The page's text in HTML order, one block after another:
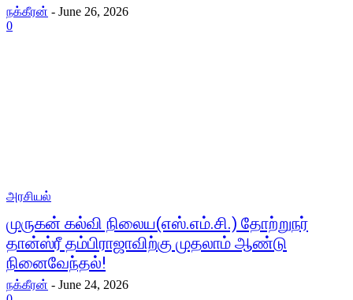
நக்கீரன் - June 26, 2026
0
அரசியல்
முருகன் கல்வி நிலைய(எஸ்.எம்.சி.) தோற்றுநர்
தான்ஸ்ரீ தம்பிராஜாவிற்கு முதலாம் ஆண்டு
நினைவேந்தல்!
நக்கீரன் - June 24, 2026